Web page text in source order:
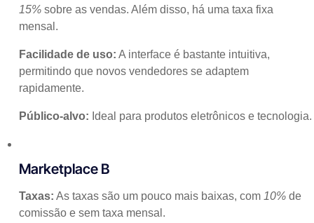
15% sobre as vendas. Além disso, há uma taxa fixa
mensal.
Facilidade de uso: A interface é bastante intuitiva,
permitindo que novos vendedores se adaptem
rapidamente.
Público-alvo: Ideal para produtos eletrônicos e tecnologia.
Marketplace B
Taxas: As taxas são um pouco mais baixas, com10% de
comissão e sem taxa mensal.